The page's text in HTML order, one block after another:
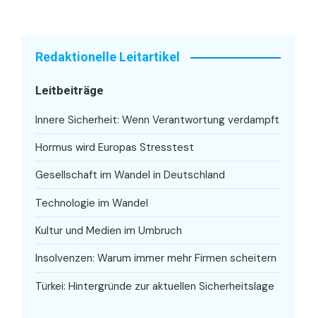
Redaktionelle Leitartikel
Leitbeiträge
Innere Sicherheit: Wenn Verantwortung verdampft
Hormus wird Europas Stresstest
Gesellschaft im Wandel in Deutschland
Technologie im Wandel
Kultur und Medien im Umbruch
Insolvenzen: Warum immer mehr Firmen scheitern
Türkei: Hintergründe zur aktuellen Sicherheitslage